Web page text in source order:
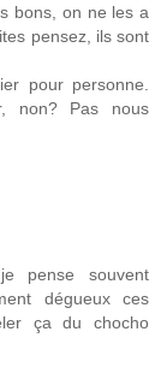
bons, on ne les a
pensez, ils sont
pour personne.
non? Pas nous
pense souvent
dégueux ces
ça du chocho